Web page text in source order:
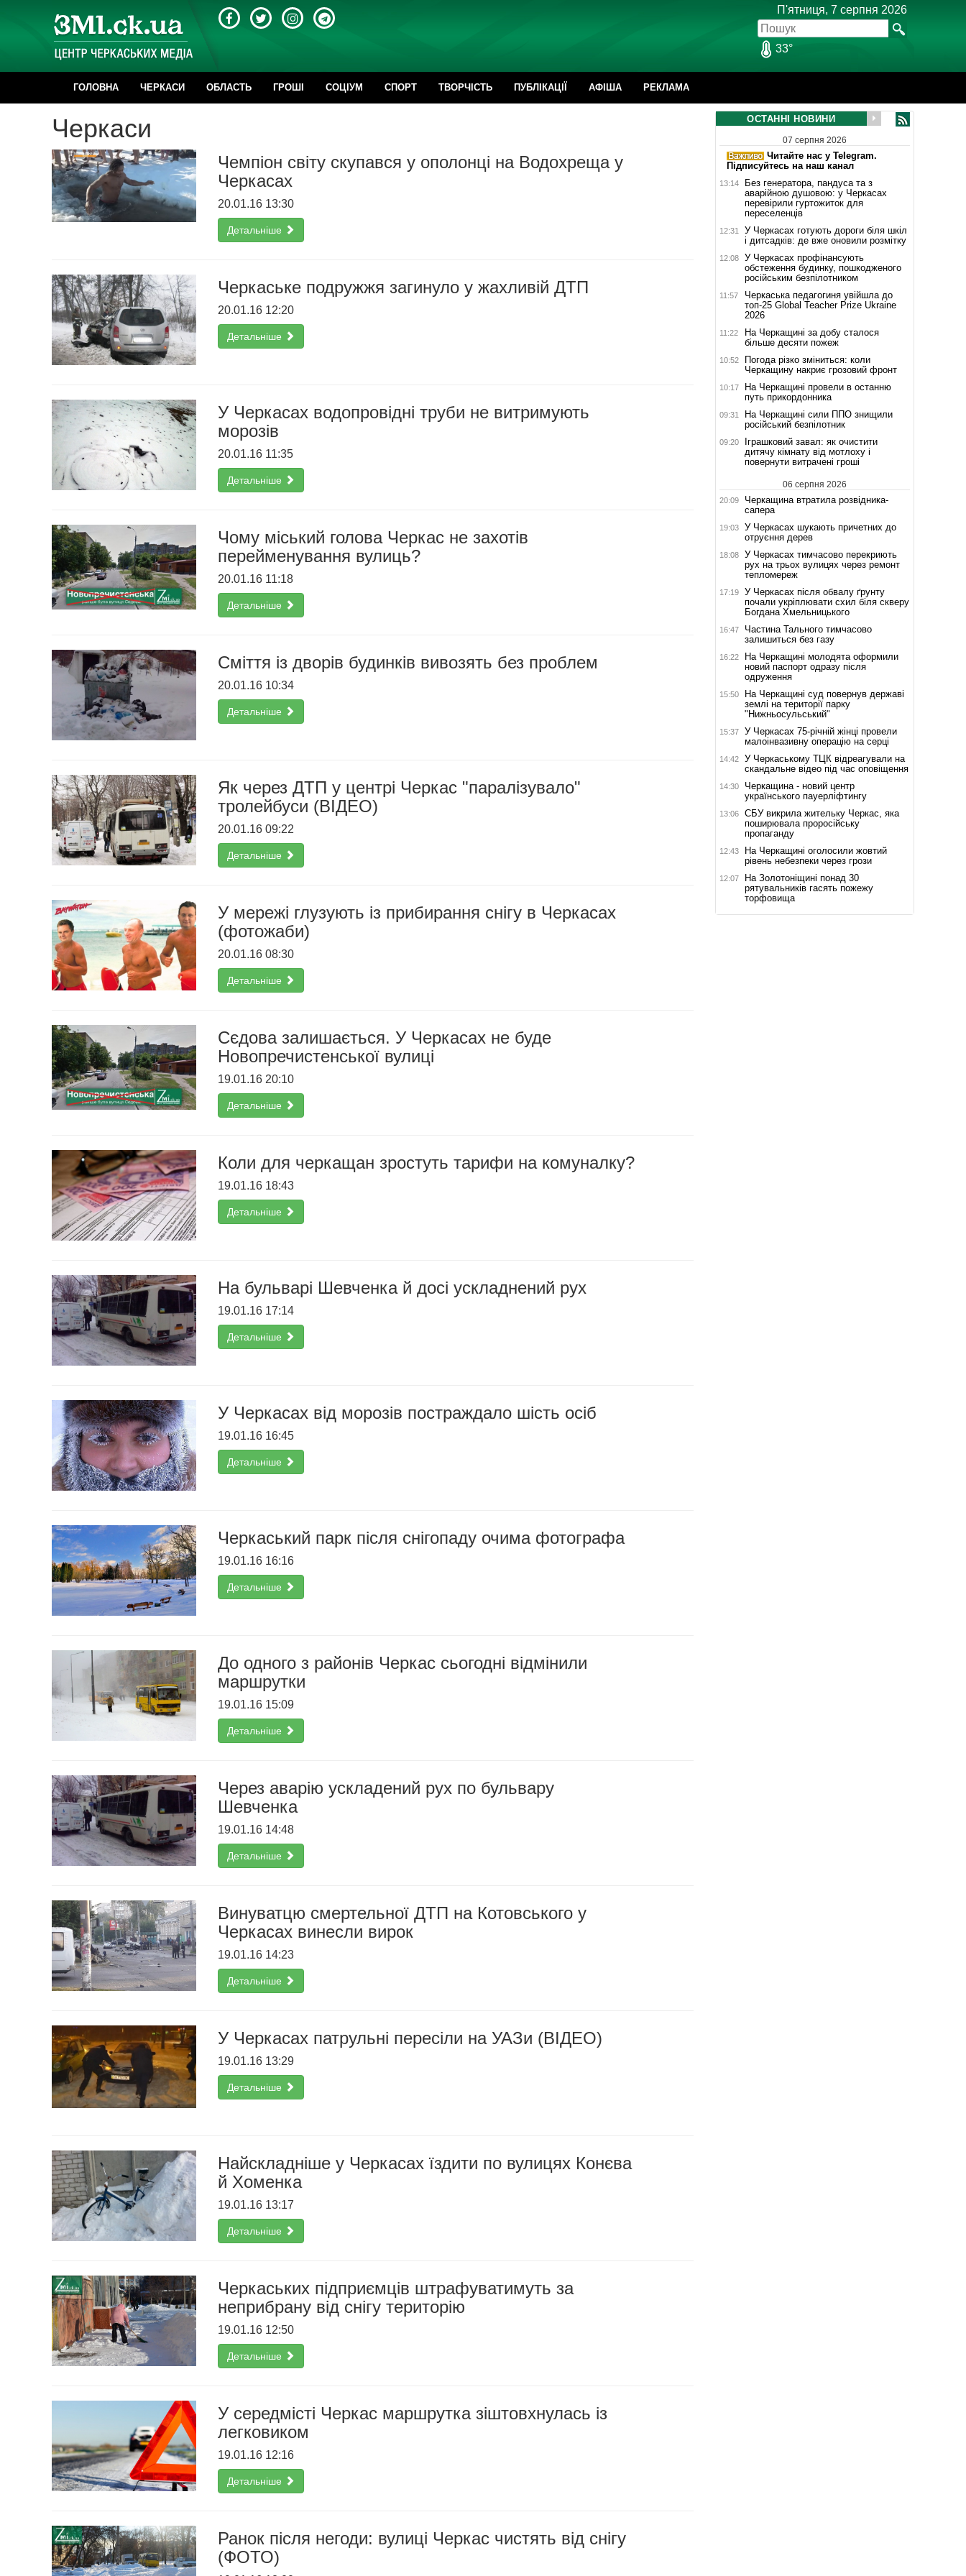
П'ятниця, 7 серпня 2026
33°
ГОЛОВНА ЧЕРКАСИ ОБЛАСТЬ ГРОШІ CОЦІУМ СПОРТ ТВОРЧІСТЬ ПУБЛІКАЦІЇ АФІША РЕКЛАМА
Черкаси
Чемпіон світу скупався у ополонці на Водохреща у
Черкасах
20.01.16 13:30
Детальніше
Черкаське подружжя загинуло у жахливій ДТП
20.01.16 12:20
Детальніше
У Черкасах водопровідні труби не витримують
морозів
20.01.16 11:35
Детальніше
Чому міський голова Черкас не захотів
перейменування вулиць?
20.01.16 11:18
Детальніше
Cміття із дворів будинків вивозять без проблем
20.01.16 10:34
Детальніше
Як через ДТП у центрі Черкас "паралізувало"
тролейбуси (ВІДЕО)
20.01.16 09:22
Детальніше
У мережі глузують із прибирання снігу в Черкасах
(фотожаби)
20.01.16 08:30
Детальніше
Сєдова залишається. У Черкасах не буде
Новопречистенської вулиці
19.01.16 20:10
Детальніше
Коли для черкащан зростуть тарифи на комуналку?
19.01.16 18:43
Детальніше
На бульварі Шевченка й досі ускладнений рух
19.01.16 17:14
Детальніше
У Черкасах від морозів постраждало шість осіб
19.01.16 16:45
Детальніше
Черкаський парк після снігопаду очима фотографа
19.01.16 16:16
Детальніше
До одного з районів Черкас сьогодні відмінили
маршрутки
19.01.16 15:09
Детальніше
Через аварію ускладений рух по бульвару
Шевченка
19.01.16 14:48
Детальніше
Винуватцю смертельної ДТП на Котовського у
Черкасах винесли вирок
19.01.16 14:23
Детальніше
У Черкасах патрульні пересіли на УАЗи (ВІДЕО)
19.01.16 13:29
Детальніше
Найскладніше у Черкасах їздити по вулицях Конєва
й Хоменка
19.01.16 13:17
Детальніше
Черкаських підприємців штрафуватимуть за
неприбрану від снігу територію
19.01.16 12:50
Детальніше
У середмісті Черкас маршрутка зіштовхнулась із
легковиком
19.01.16 12:16
Детальніше
Ранок після негоди: вулиці Черкас чистять від снігу
(ФОТО)
ОСТАННІ НОВИНИ
07 серпня 2026
Читайте нас у Telegram.
Підписуйтесь на наш канал
13:14
Без генератора, пандуса та з
аварійною душовою: у Черкасах
перевірили гуртожиток для
переселенців
12:31
У Черкасах готують дороги біля шкіл
і дитсадків: де вже оновили розмітку
12:08
У Черкасах профінансують
обстеження будинку, пошкодженого
російським безпілотником
11:57
Черкаська педагогиня увійшла до
топ-25 Global Teacher Prize Ukraine
2026
11:22
На Черкащині за добу сталося
більше десяти пожеж
10:52
Погода різко зміниться: коли
Черкащину накриє грозовий фронт
10:17
На Черкащині провели в останню
путь прикордонника
09:31
На Черкащині сили ППО знищили
російський безпілотник
09:20
Іграшковий завал: як очистити
дитячу кімнату від мотлоху і
повернути витрачені гроші
06 серпня 2026
20:09
Черкащина втратила розвідника-
сапера
19:03
У Черкасах шукають причетних до
отруєння дерев
18:08
У Черкасах тимчасово перекриють
рух на трьох вулицях через ремонт
тепломереж
17:19
У Черкасах після обвалу ґрунту
почали укріплювати схил біля скверу
Богдана Хмельницького
16:47
Частина Тального тимчасово
залишиться без газу
16:22
На Черкащині молодята оформили
новий паспорт одразу після
одруження
15:50
На Черкащині суд повернув державі
землі на території парку
"Нижньосульський"
15:37
У Черкасах 75-річній жінці провели
малоінвазивну операцію на серці
14:42
У Черкаському ТЦК відреагували на
скандальне відео під час оповіщення
14:30
Черкащина - новий центр
українського пауерліфтингу
13:06
СБУ викрила жительку Черкас, яка
поширювала проросійську
пропаганду
12:43
На Черкащині оголосили жовтий
рівень небезпеки через грози
12:07
На Золотоніщині понад 30
рятувальників гасять пожежу
торфовища